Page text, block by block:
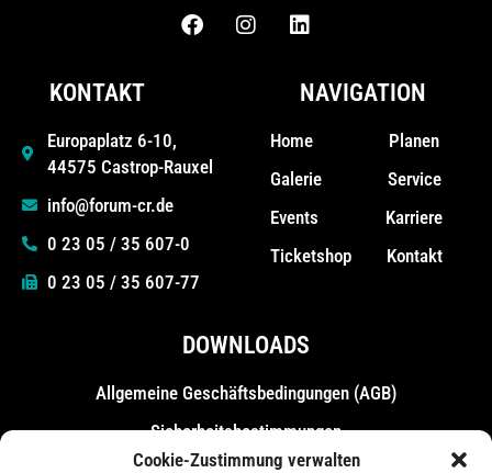
Cookie-Zustimmung verwalten
KONTAKT
Europaplatz 6-10,
44575 Castrop-Rauxel
info@forum-cr.de
0 23 05 / 35 607-0
0 23 05 / 35 607-77
NAVIGATION
Home
Galerie
Events
Ticketshop
Planen
Service
Karriere
Kontakt
DOWNLOADS
Allgemeine Geschäfts­bedingungen (AGB)
Sicherheitsbestimmungen